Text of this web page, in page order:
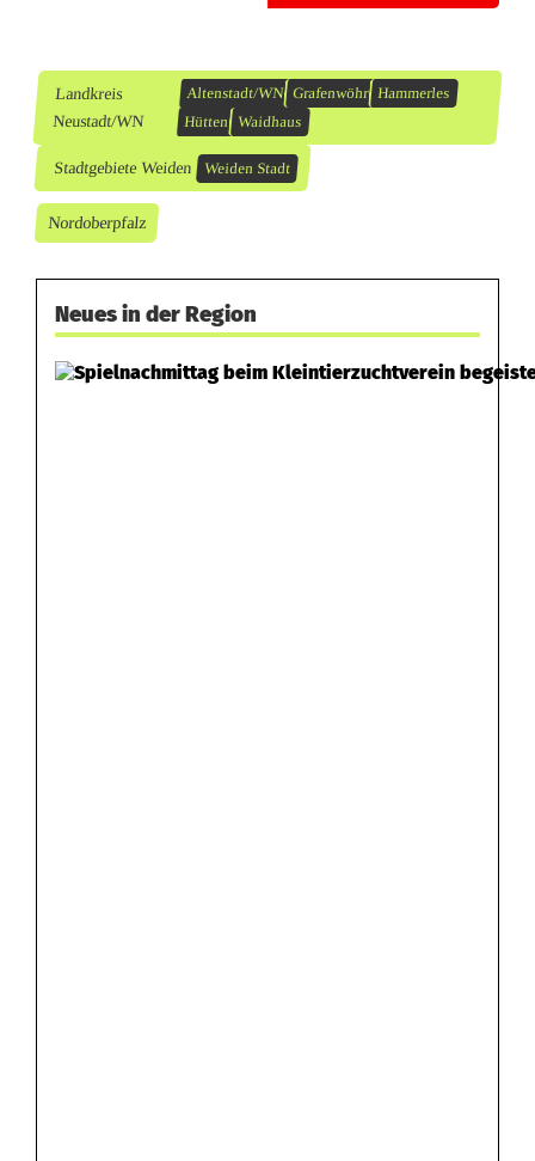
Landkreis
Neustadt/WN
Altenstadt/WN Grafenwöhr Hammerles
Hütten Waidhaus
Stadtgebiete Weiden Weiden Stadt
Nordoberpfalz
Neues in der Region